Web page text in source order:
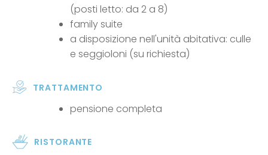
(posti letto: da 2 a 8)
family suite
a disposizione nell'unità abitativa: culle
e seggioloni (su richiesta)
TRATTAMENTO
pensione completa
RISTORANTE